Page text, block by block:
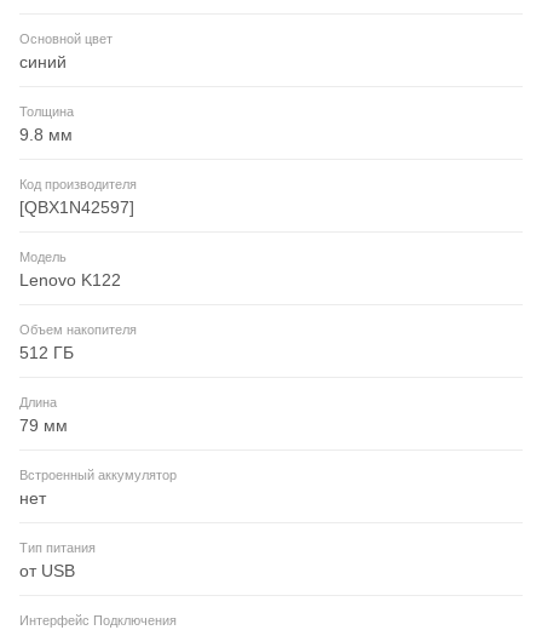
Основной цвет
синий
Толщина
9.8 мм
Код производителя
[QBX1N42597]
Модель
Lenovo K122
Объем накопителя
512 ГБ
Длина
79 мм
Встроенный аккумулятор
нет
Тип питания
от USB
Интерфейс Подключения